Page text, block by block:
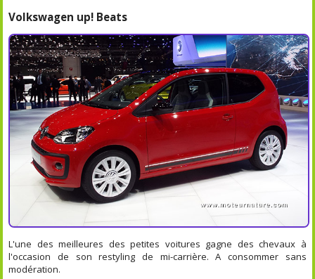
Volkswagen up! Beats
L'une des meilleures des petites voitures gagne des chevaux à
l'occasion de son restyling de mi-carrière. A consommer sans
modération.